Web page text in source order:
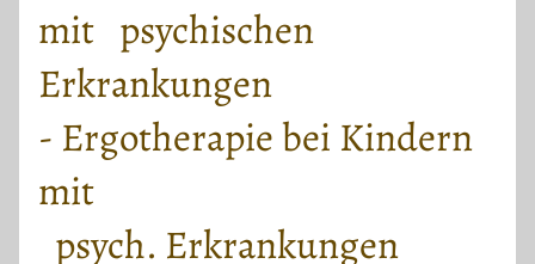
mit psychischen
Erkrankungen
- Ergotherapie bei Kindern
mit
psych. Erkrankungen